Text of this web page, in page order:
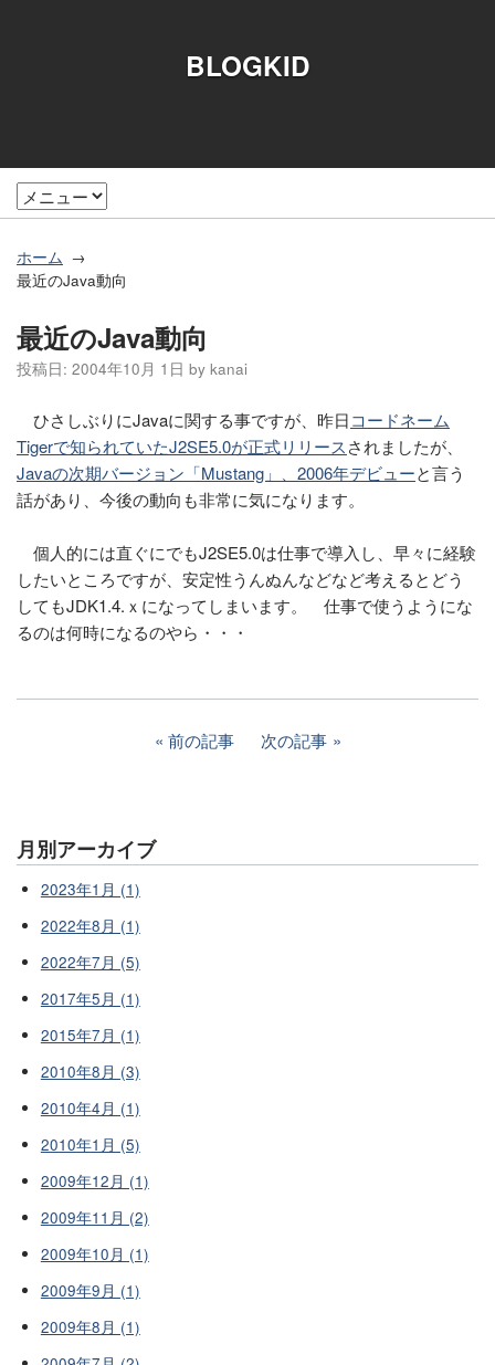
BLOGKID
ホーム
最近のJava動向
最近のJava動向
投稿日: 2004年10月 1日 by kanai
ひさしぶりにJavaに関する事ですが、昨日コードネーム
Tigerで知られていたJ2SE5.0が正式リリースされましたが、
Javaの次期バージョン「Mustang」、2006年デビューと言う
話があり、今後の動向も非常に気になります。
個人的には直ぐにでもJ2SE5.0は仕事で導入し、早々に経験
したいところですが、安定性うんぬんなどなど考えるとどう
してもJDK1.4.ｘになってしまいます。 仕事で使うようにな
るのは何時になるのやら・・・
前の記事 次の記事
月別アーカイブ
2023年1月 (1)
2022年8月 (1)
2022年7月 (5)
2017年5月 (1)
2015年7月 (1)
2010年8月 (3)
2010年4月 (1)
2010年1月 (5)
2009年12月 (1)
2009年11月 (2)
2009年10月 (1)
2009年9月 (1)
2009年8月 (1)